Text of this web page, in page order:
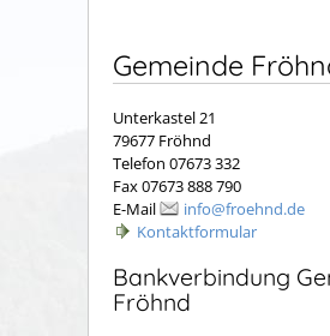
Gemeinde
Unterkastel 21
79677 Fröhnd
Telefon 07673 332
Fax 07673 888 790
E-Mail
info@froehnd.de
Kontaktformular
Bankverbindung
Fröhnd